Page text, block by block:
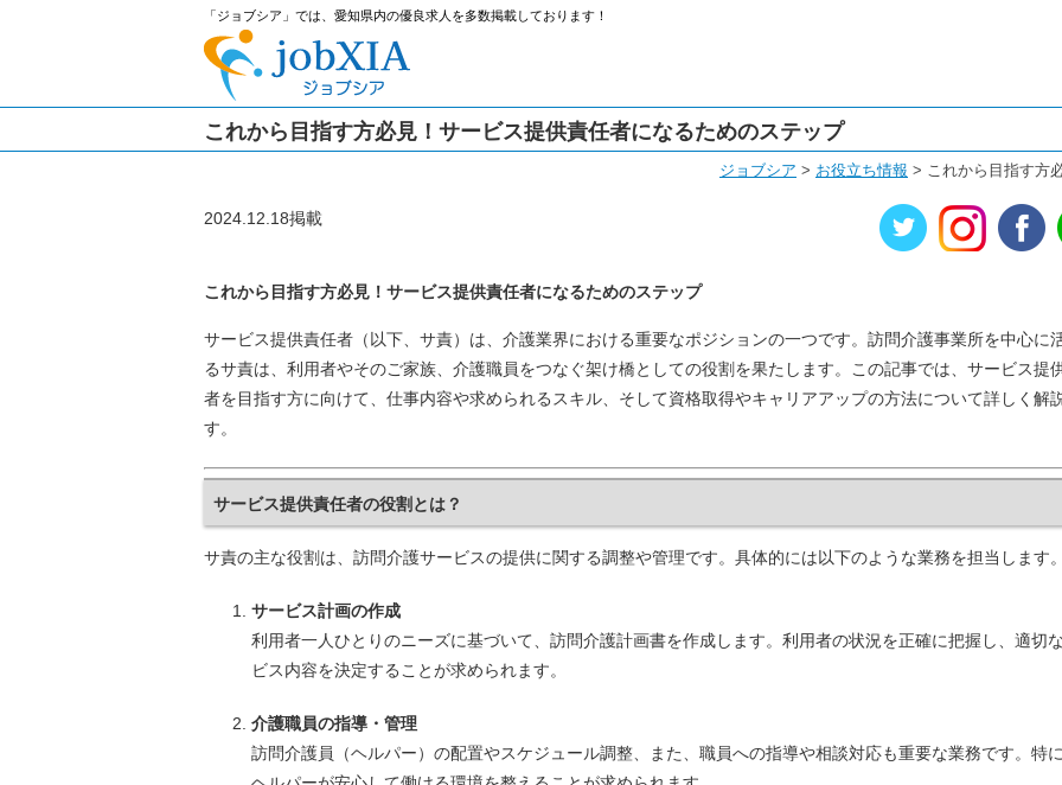
「ジョブシア」では、愛知県内の優良求人を多数掲載しております！
これから目指す方必見！サービス提供責任者になるためのステップ
ジョブシア > お役立ち情報 > これから目指す方
2024.12.18掲載
これから目指す方必見！サービス提供責任者になるためのステップ
サービス提供責任者（以下、サ責）は、介護業界における重要なポジションの一つです。訪問介護事業所を中心に
るサ責は、利用者やそのご家族、介護職員をつなぐ架け橋としての役割を果たします。この記事では、サービス提
者を目指す方に向けて、仕事内容や求められるスキル、そして資格取得やキャリアアップの方法について詳しく解
す。
サービス提供責任者の役割とは？
サ責の主な役割は、訪問介護サービスの提供に関する調整や管理です。具体的には以下のような業務を担当します。
サービス計画の作成
利用者一人ひとりのニーズに基づいて、訪問介護計画書を作成します。利用者の状況を正確に把握し、適切
ビス内容を決定することが求められます。
介護職員の指導・管理
訪問介護員（ヘルパー）の配置やスケジュール調整、また、職員への指導や相談対応も重要な業務です。特